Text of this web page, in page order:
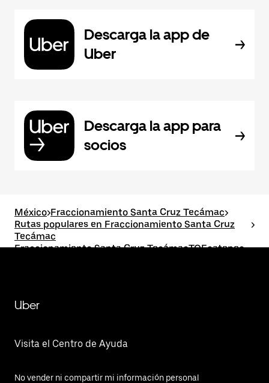
Descarga la app de
Uber
Descarga la app para
socios
México>Fraccionamiento Santa Cruz Tecámac>
Rutas populares en Fraccionamiento Santa Cruz
Tecámac
>
Fraccionamiento Santa Cruz TecámacTOEcatepec
Uber
Visita el Centro de Ayuda
No vender ni compartir mi información personal